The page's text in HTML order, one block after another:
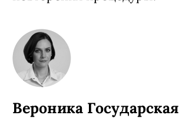
Вероника Государская